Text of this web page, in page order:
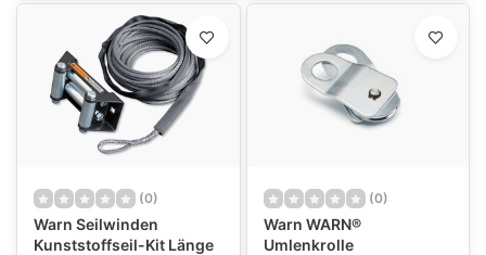
(0)
Warn Seilwinden
Kunststoffseil-Kit Länge
(0)
Warn WARN®
Umlenkrolle